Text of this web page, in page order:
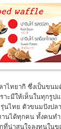
ยากิ ซึ่งเป็นขนม
มีให้เห็นในทุกรูป
นไทย ตัวขนมปังป
นได้ทุกคน ทั้งคนทำ
กที่น่าสนใจลงทุนใน